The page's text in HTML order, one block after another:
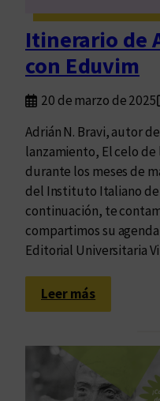
v
i
y
s
u
a
c
t
i
v
i
d
a
d
o
Itinerario de
con Eduvim
20 de marzo de 2025
Adrián N. Bravi, autor
lanzamiento, El celo
durante los meses de
del Instituto Italiano de
continuación, te
compartimos su
Editorial Universitaria
Leer más:
I
n
e